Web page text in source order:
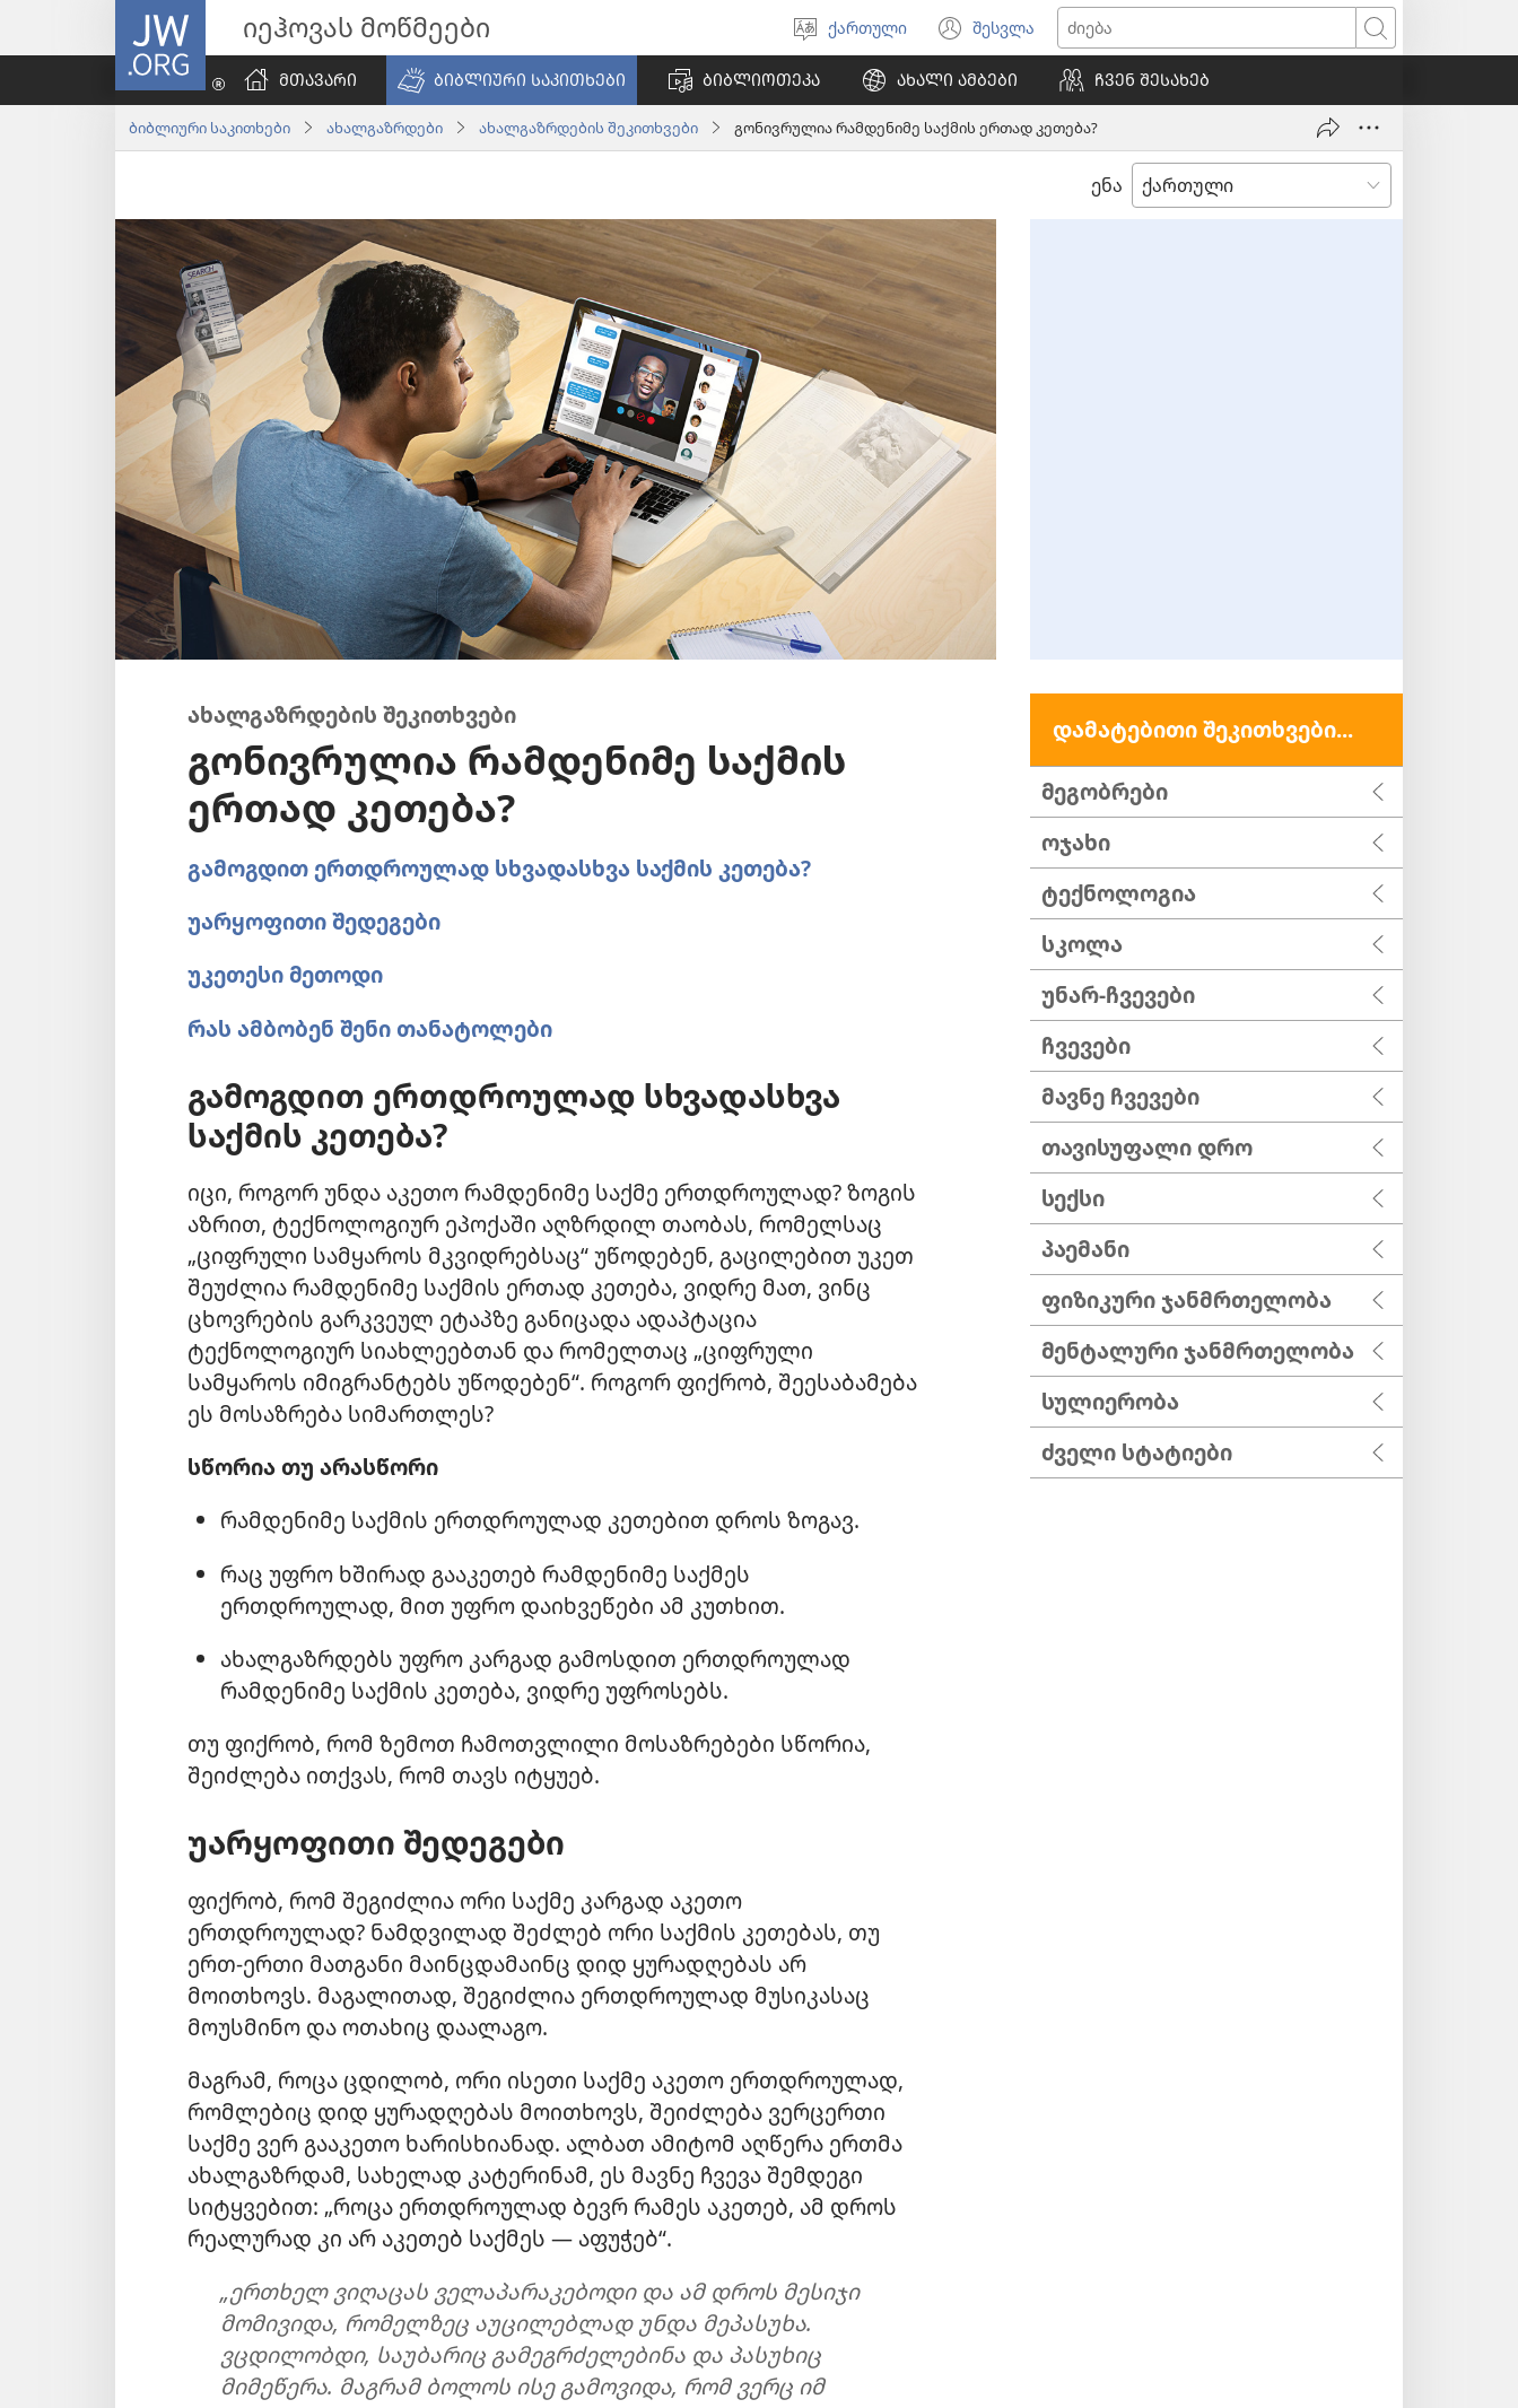
JW.ORG იეჰოვას მოწმეები
აირჩიეთ
ენა
ქართული შესვლა
(გაიხსნება
ახალი
ფანჯარა)
ძიება
ᲛᲗᲐᲕᲐᲠᲘ
ᲑᲘᲑᲚᲘᲣᲠᲘ ᲡᲐᲙᲘᲗᲮᲔᲑᲘ ᲑᲘᲑᲚᲘᲝᲗᲔᲙᲐ ᲐᲮᲐᲚᲘ ᲐᲛᲑᲔᲑᲘ ᲩᲕᲔᲜ ᲨᲔᲡᲐᲮᲔᲑ
ბიბლიური საკითხები ახალგაზრდები ახალგაზრდების შეკითხვები გონივრულია რამდენიმე საქმის ერთად კეთება?
ენა
ახალგაზრდების შეკითხვები
გონივრულია რამდენიმე საქმის
ერთად კეთება?
გამოგდით ერთდროულად სხვადასხვა საქმის კეთება?
უარყოფითი შედეგები
უკეთესი მეთოდი
რას ამბობენ შენი თანატოლები
გამოგდით ერთდროულად სხვადასხვა
საქმის კეთება?
იცი, როგორ უნდა აკეთო რამდენიმე საქმე ერთდროულად? ზოგის
აზრით, ტექნოლოგიურ ეპოქაში აღზრდილ თაობას, რომელსაც
„ციფრული სამყაროს მკვიდრებსაც“ უწოდებენ, გაცილებით უკეთ
შეუძლია რამდენიმე საქმის ერთად კეთება, ვიდრე მათ, ვინც
ცხოვრების გარკვეულ ეტაპზე განიცადა ადაპტაცია
ტექნოლოგიურ სიახლეებთან და რომელთაც „ციფრული
სამყაროს იმიგრანტებს უწოდებენ“. როგორ ფიქრობ, შეესაბამება
ეს მოსაზრება სიმართლეს?
სწორია თუ არასწორი
რამდენიმე საქმის ერთდროულად კეთებით დროს ზოგავ.
რაც უფრო ხშირად გააკეთებ რამდენიმე საქმეს
ერთდროულად, მით უფრო დაიხვეწები ამ კუთხით.
ახალგაზრდებს უფრო კარგად გამოსდით ერთდროულად
რამდენიმე საქმის კეთება, ვიდრე უფროსებს.
თუ ფიქრობ, რომ ზემოთ ჩამოთვლილი მოსაზრებები სწორია,
შეიძლება ითქვას, რომ თავს იტყუებ.
უარყოფითი შედეგები
ფიქრობ, რომ შეგიძლია ორი საქმე კარგად აკეთო
ერთდროულად? ნამდვილად შეძლებ ორი საქმის კეთებას, თუ
ერთ-ერთი მათგანი მაინცდამაინც დიდ ყურადღებას არ
მოითხოვს. მაგალითად, შეგიძლია ერთდროულად მუსიკასაც
მოუსმინო და ოთახიც დაალაგო.
მაგრამ, როცა ცდილობ, ორი ისეთი საქმე აკეთო ერთდროულად,
რომლებიც დიდ ყურადღებას მოითხოვს, შეიძლება ვერცერთი
საქმე ვერ გააკეთო ხარისხიანად. ალბათ ამიტომ აღწერა ერთმა
ახალგაზრდამ, სახელად კატერინამ, ეს მავნე ჩვევა შემდეგი
სიტყვებით: „როცა ერთდროულად ბევრ რამეს აკეთებ, ამ დროს
რეალურად კი არ აკეთებ საქმეს — აფუჭებ“.
„ერთხელ ვიღაცას ველაპარაკებოდი და ამ დროს მესიჯი
მომივიდა, რომელზეც აუცილებლად უნდა მეპასუხა.
ვცდილობდი, საუბარიც გამეგრძელებინა და პასუხიც
მიმეწერა. მაგრამ ბოლოს ისე გამოვიდა, რომ ვერც იმ
დამატებითი შეკითხვები...
მეგობრები
ოჯახი
ტექნოლოგია
სკოლა
უნარ-ჩვევები
ჩვევები
მავნე ჩვევები
თავისუფალი დრო
სექსი
პაემანი
ფიზიკური ჯანმრთელობა
მენტალური ჯანმრთელობა
სულიერობა
ძველი სტატიები